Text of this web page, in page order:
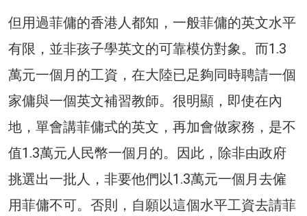
但用過菲傭的香港人都知，一般菲傭的英文水平
有限，並非孩子學英文的可靠模仿對象。而1.3
萬元一個月的工資，在大陸已足夠同時聘請一個
家傭與一個英文補習教師。很明顯，即使在內
地，單會講菲傭式的英文，再加會做家務，是不
值1.3萬元人民幣一個月的。因此，除非由政府
挑選出一批人，非要他們以1.3萬元一個月去僱
用菲傭不可。否則，自願以這個水平工資去請菲